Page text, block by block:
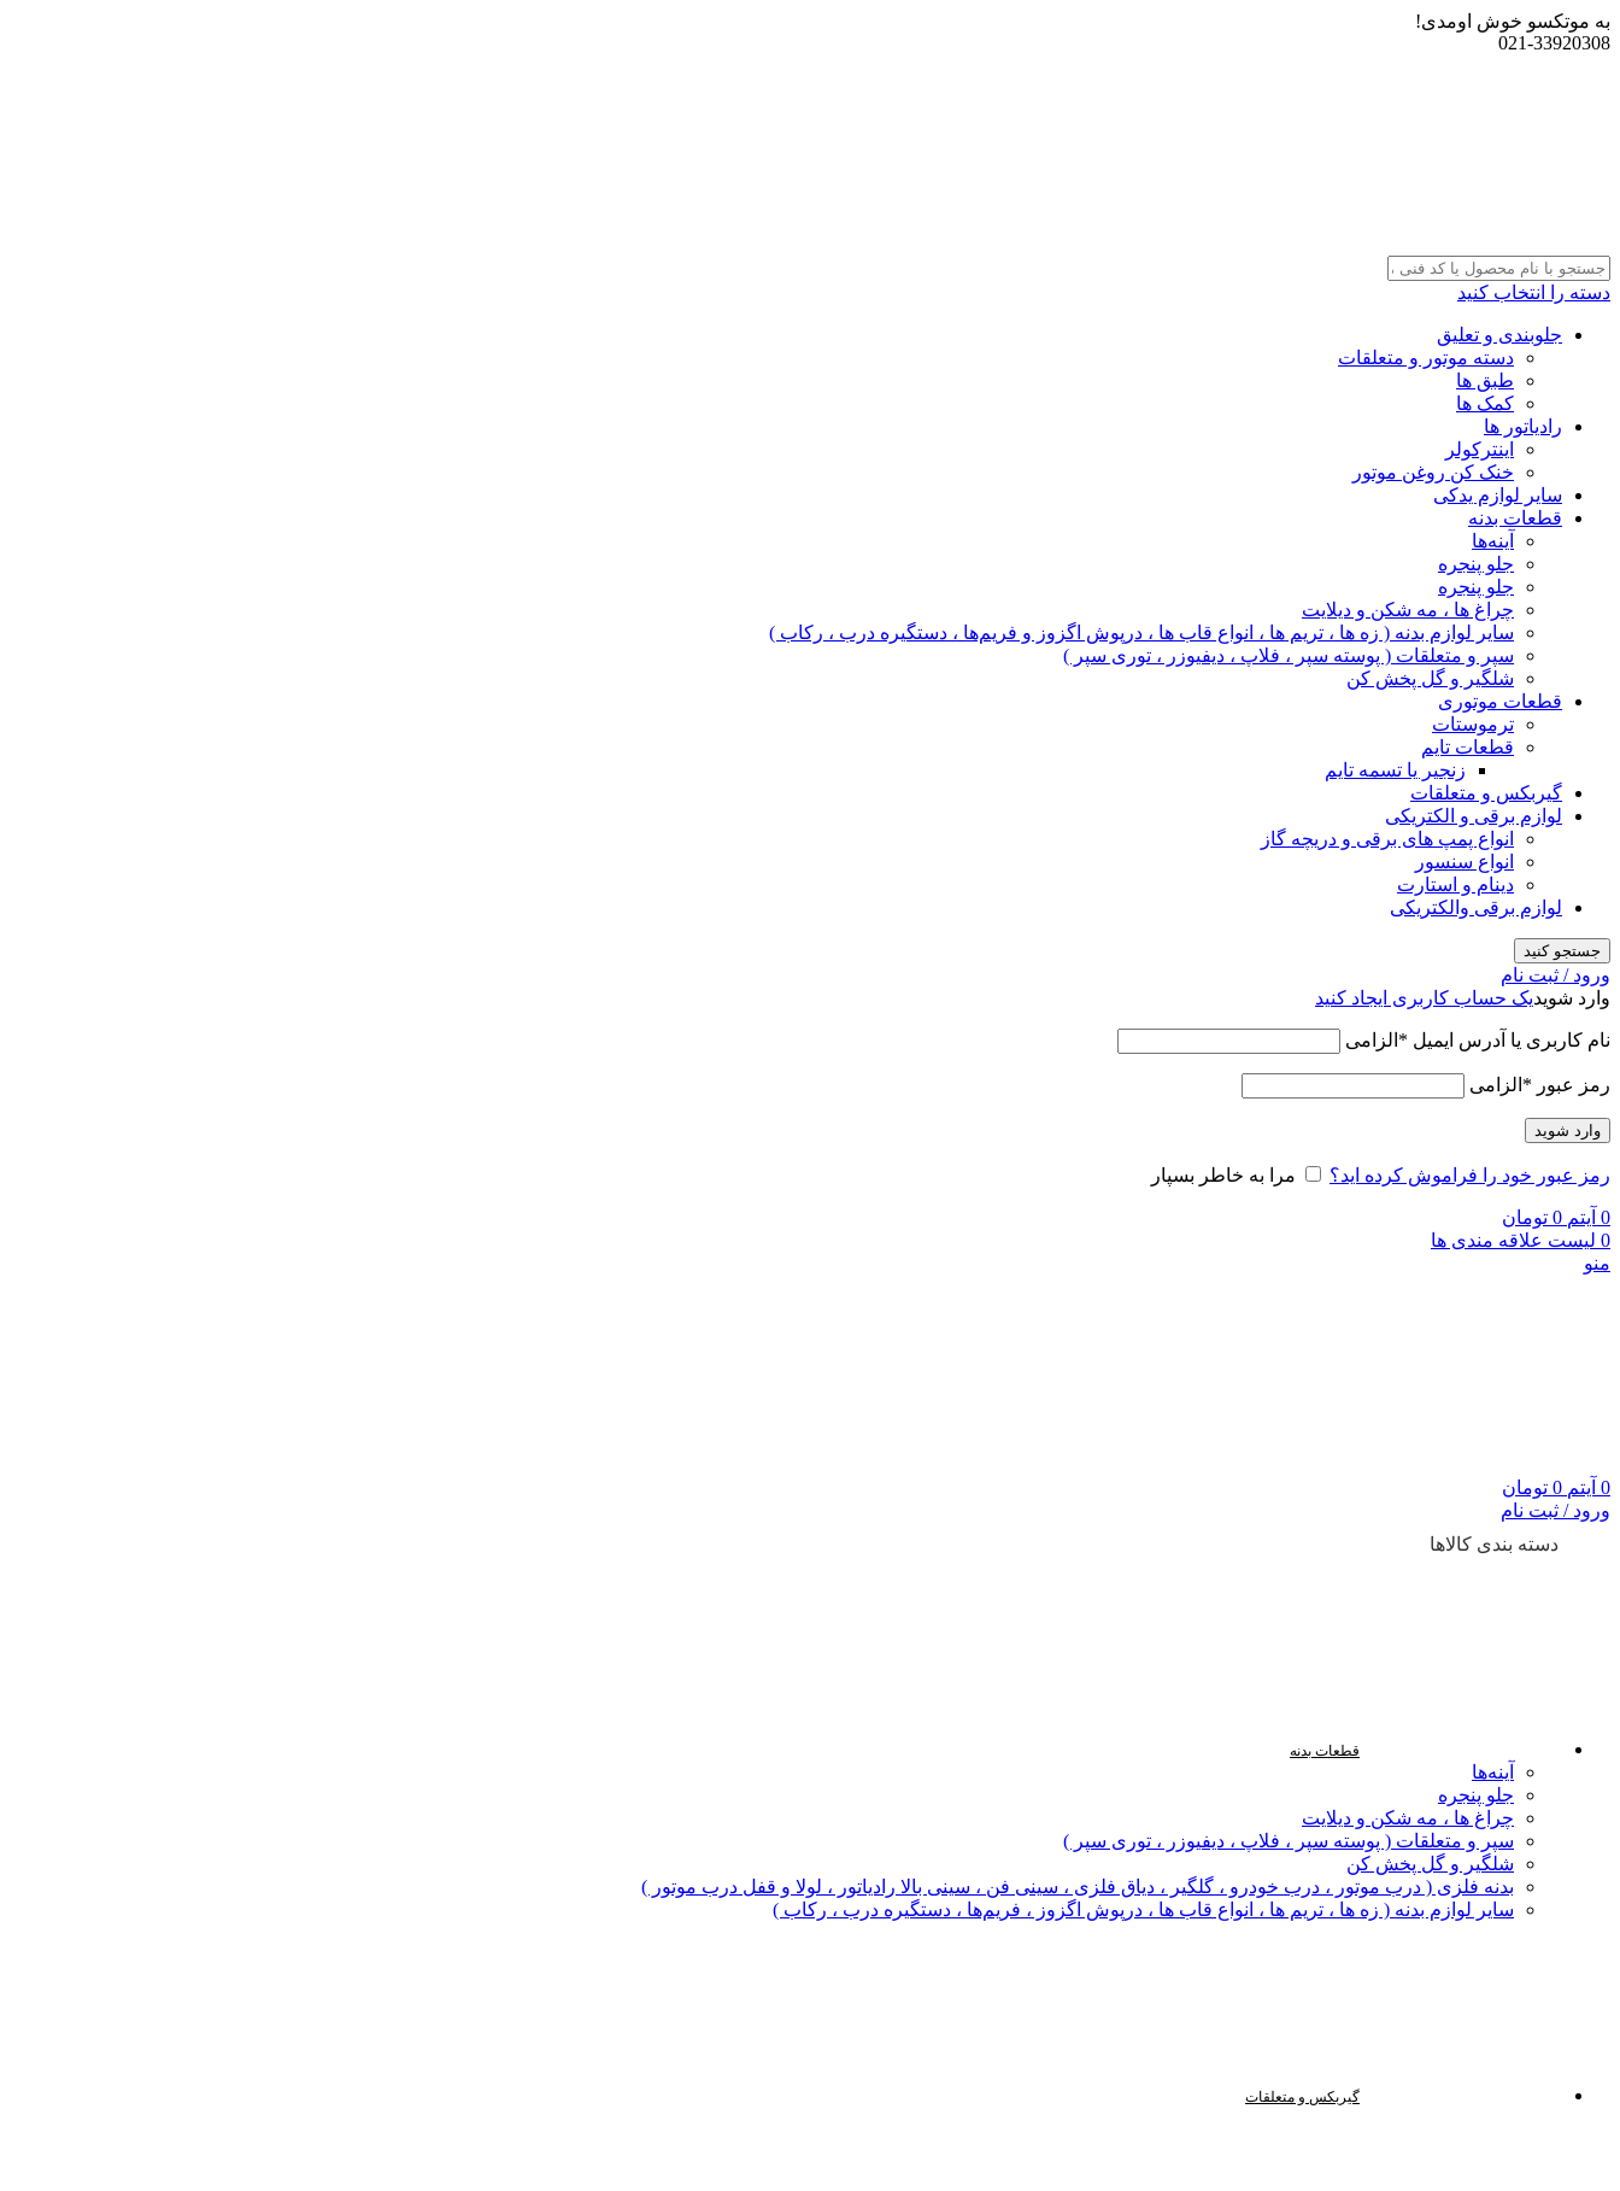
به موتکسو خوش اومدی!
021-33920308
دسته را انتخاب کنید
جلوبندی و تعلیق
دسته موتور و متعلقات
طبق ها
کمک ها
رادیاتور ها
اینترکولر
خنک کن روغن موتور
سایر لوازم یدکی
قطعات بدنه
آینه‌ها
جلو پنجره
جلو پنجره
چراغ‌ ها ، مه‌ شکن و دیلایت
سایر لوازم بدنه ( زه ها ، تریم ها ، انواع قاب ها ، درپوش اگزوز و فریم‌ها ، دستگیره درب ، رکاب )
سپر و متعلقات ( پوسته سپر ، فلاپ ، دیفیوزر ، توری سپر )
شلگیر و گل‌ پخش‌ کن
قطعات موتوری
ترموستات
قطعات تایم
زنجیر یا تسمه تایم
گیربکس و متعلقات
لوازم برقی و الکتریکی
انواع پمپ های برقی و دریچه گاز
انواع سنسور
دینام و استارت
لوازم برقی والکتریکی
جستجو کنید
ورود / ثبت نام
وارد شویدیک حساب کاربری ایجاد کنید
نام کاربری یا آدرس ایمیل * الزامی
رمز عبور * الزامی
وارد شوید
رمز عبور خود را فراموش کرده اید؟ مرا به خاطر بسپار
0 آیتم 0 تومان
0 لیست علاقه مندی ها
منو
0 آیتم 0 تومان
ورود / ثبت نام
دسته بندی کالاها
قطعات بدنه
آینه‌ها
جلو پنجره
چراغ‌ ها ، مه‌ شکن و دیلایت
سپر و متعلقات ( پوسته سپر ، فلاپ ، دیفیوزر ، توری سپر )
شلگیر و گل‌ پخش‌ کن
بدنه فلزی ( درب موتور ، درب خودرو ، گلگیر ، دیاق فلزی ، سینی فن ، سینی بالا رادیاتور ، لولا و قفل درب موتور )
سایر لوازم بدنه ( زه ها ، تریم ها ، انواع قاب ها ، درپوش اگزوز ، فریم‌ها ، دستگیره درب ، رکاب )
گیربکس و متعلقات